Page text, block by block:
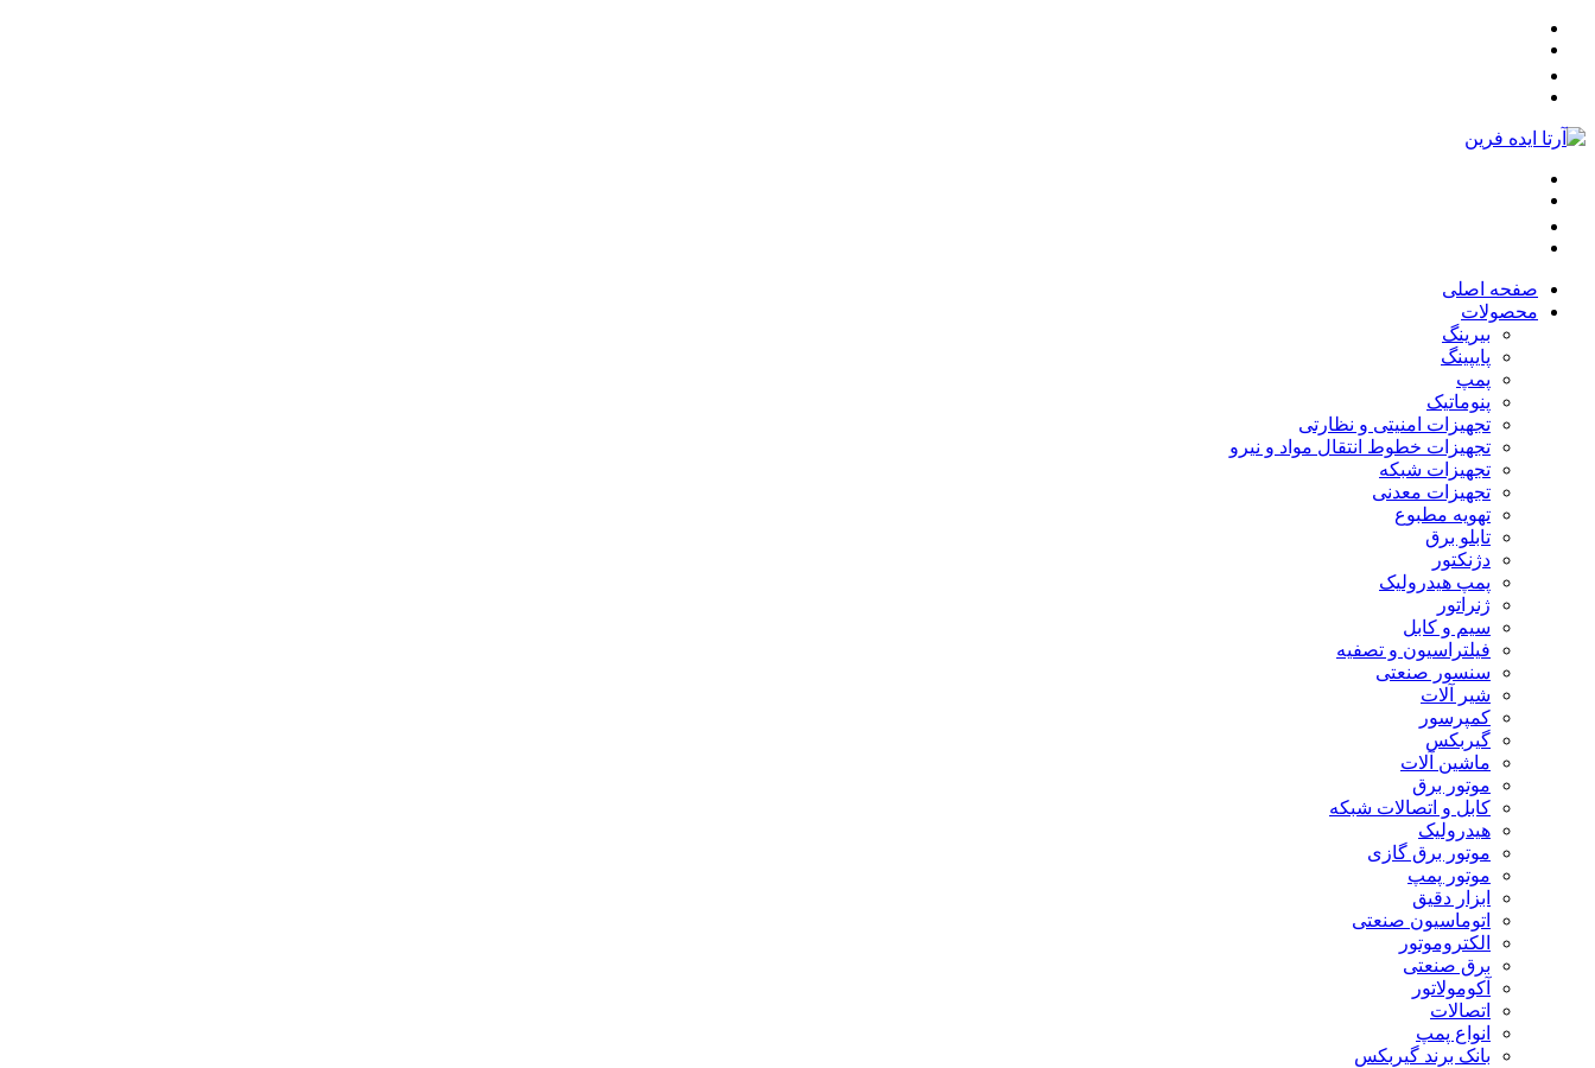
صفحه اصلی
محصولات
بیرینگ
پایپینگ
پمپ
پنوماتیک
تجهیزات امنیتی و نظارتی
تجهیزات خطوط انتقال مواد و نیرو
تجهیزات شبکه
تجهیزات معدنی
تهویه مطبوع
تابلو برق
دژنکتور
پمپ هیدرولیک
ژنراتور
سیم و کابل
فیلتراسیون و تصفیه
سنسور صنعتی
شیر آلات
کمپرسور
گیربکس
ماشین آلات
موتور برق
کابل و اتصالات شبکه
هیدرولیک
موتور برق گازی
موتور پمپ
ابزار دقیق
اتوماسیون صنعتی
الکتروموتور
برق صنعتی
آکومولاتور
اتصالات
انواع پمپ
بانک برند گیربکس